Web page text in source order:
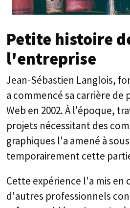
Petite histoire
l'entreprise
Jean-Sébastien Langlois,
a commencé sa carrière de
Web en 2002. À l'époque,
projets nécessitant des
graphiques l'a amené à
temporairement cette
Cette expérience l'a mis en
d'autres professionnels